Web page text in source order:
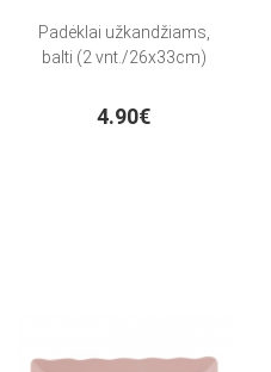
Padėklai užkandžiams,
balti (2 vnt./26x33cm)
4.90€